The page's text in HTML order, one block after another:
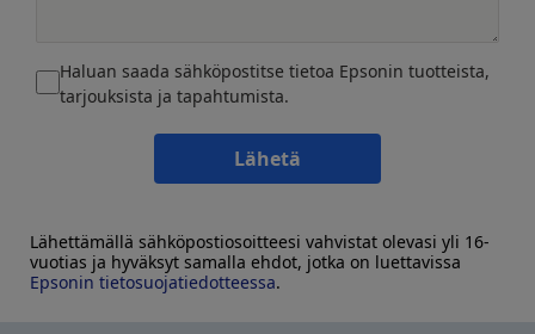
Haluan saada sähköpostitse tietoa Epsonin tuotteista,
tarjouksista ja tapahtumista.
Lähetä
Lähettämällä sähköpostiosoitteesi vahvistat olevasi yli 16-
vuotias ja hyväksyt samalla ehdot, jotka on luettavissa
Epsonin tietosuojatiedotteessa.